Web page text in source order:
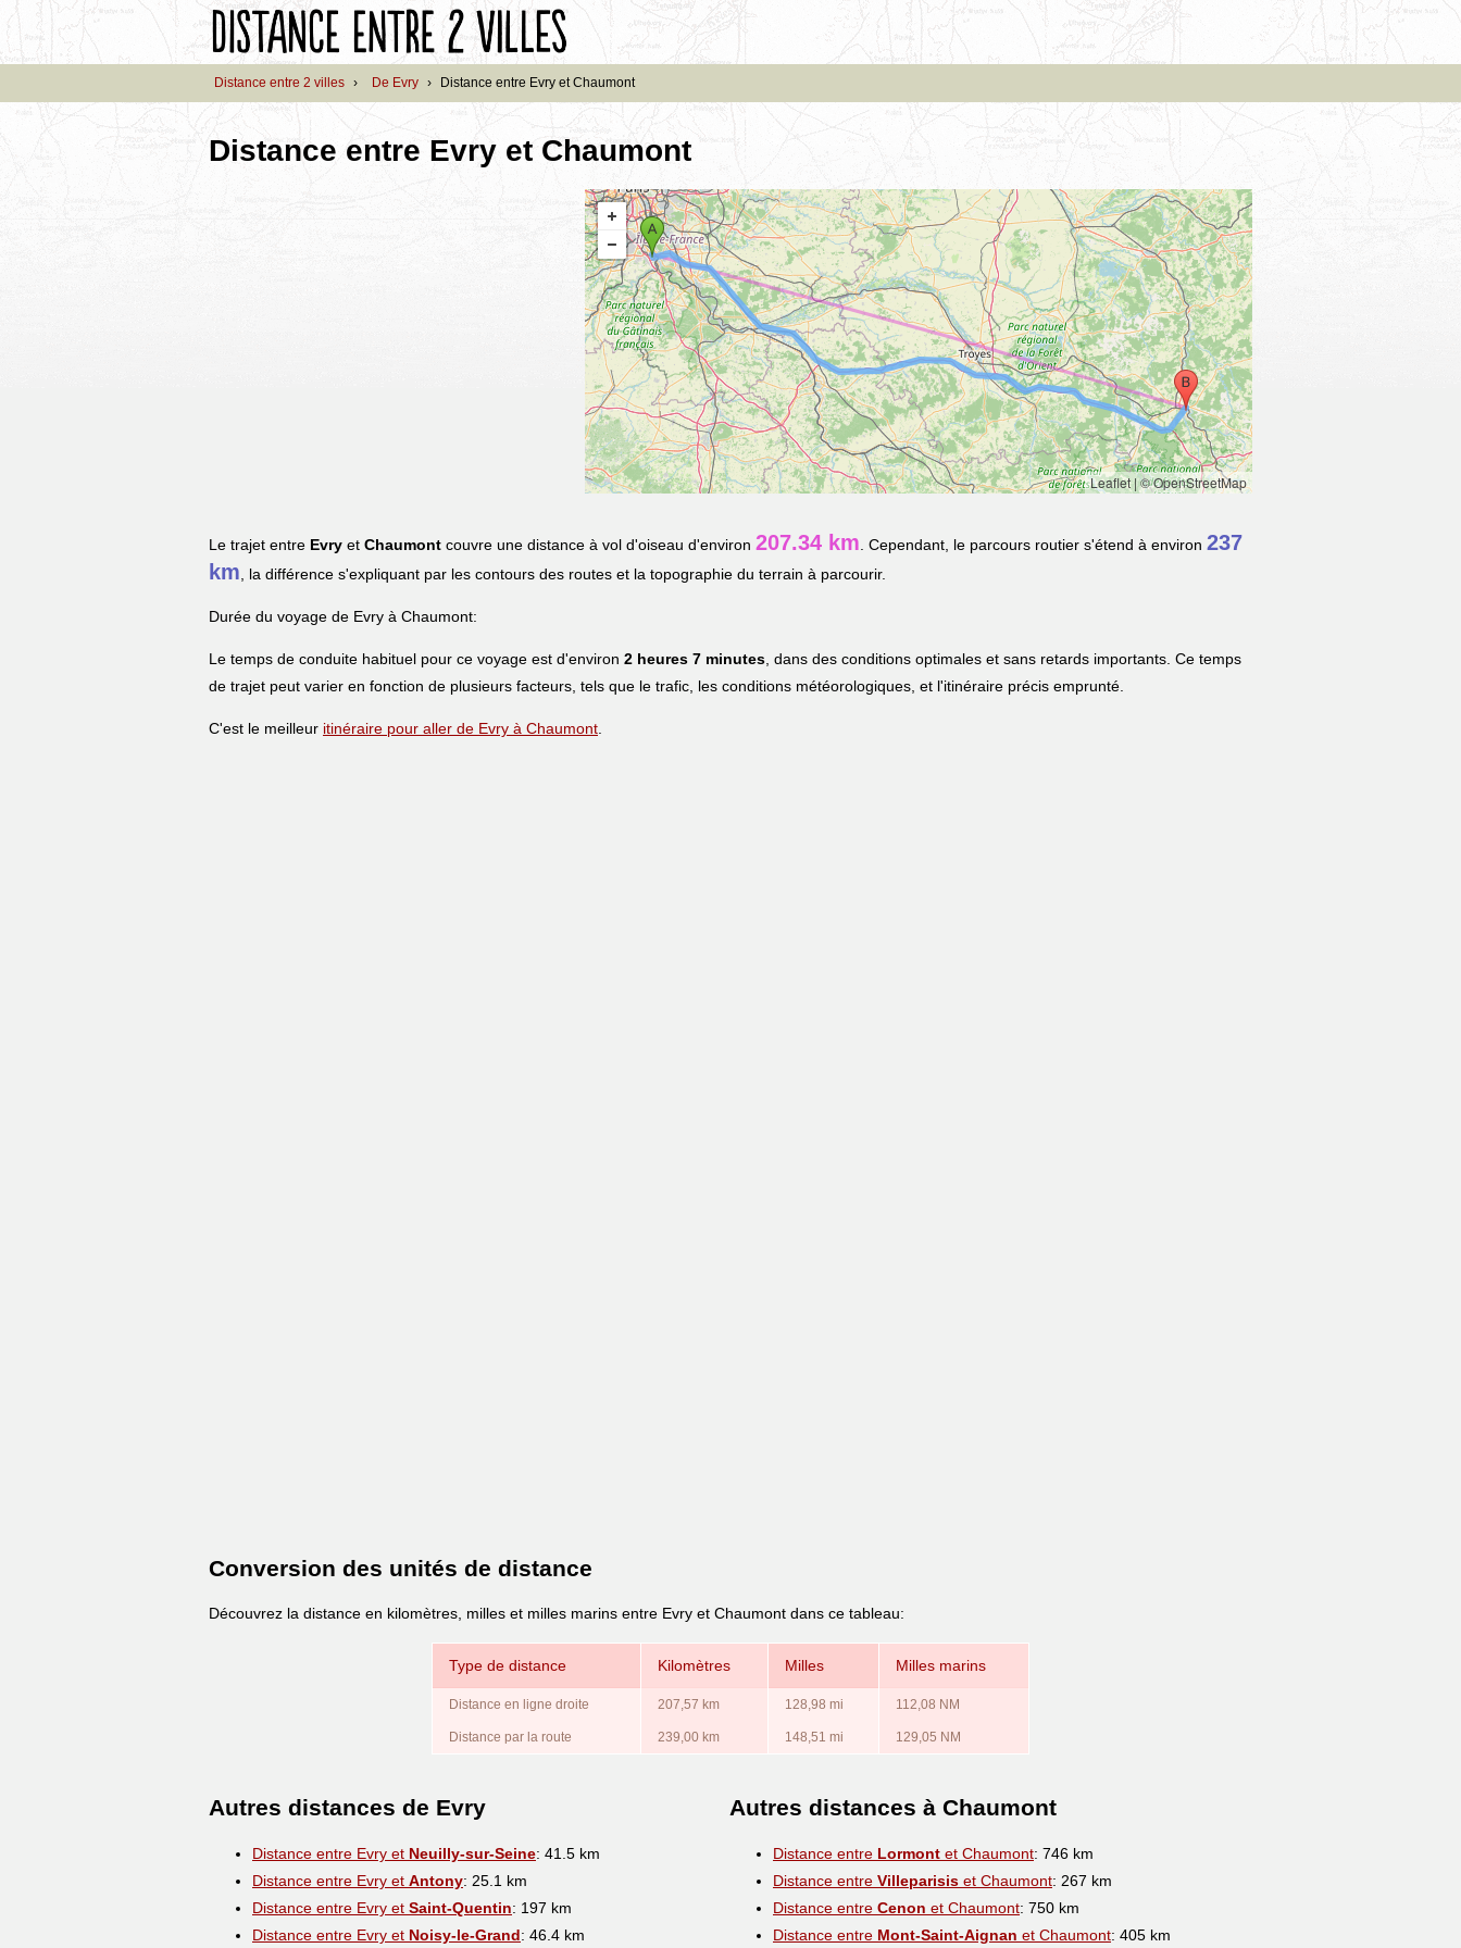
Distance entre 2 villes › De Evry › Distance entre Evry et Chaumont
Distance entre Evry et Chaumont
Leaflet |© OpenStreetMap
Le trajet entre Evry et Chaumont couvre une distance à vol d'oiseau d'environ 207.34 km . Cependant, le parcours routier s'étend à environ 237
km , la différence s'expliquant par les contours des routes et la topographie du terrain à parcourir.
Durée du voyage de Evry à Chaumont:
Le temps de conduite habituel pour ce voyage est d'environ 2 heures 7 minutes , dans des conditions optimales et sans retards importants. Ce temps
de trajet peut varier en fonction de plusieurs facteurs, tels que le trafic, les conditions météorologiques, et l'itinéraire précis emprunté.
C'est le meilleur itinéraire pour aller de Evry à Chaumont
Conversion des unités de distance
Découvrez la distance en kilomètres, milles et milles marins entre Evry et Chaumont dans ce tableau:
Type de distance Kilomètres Milles Milles marins
Distance en ligne droite 207,57 km 128,98 mi 112,08 NM
Distance par la route 239,00 km 148,51 mi 129,05 NM
Autres distances de Evry
Distance entre Evry et Neuilly-sur-Seine: 41.5 km
Distance entre Evry et Antony: 25.1 km
Distance entre Evry et Saint-Quentin: 197 km
Distance entre Evry et Noisy-le-Grand: 46.4 km
Autres distances à Chaumont
Distance entre Lormont et Chaumont: 746 km
Distance entre Villeparisis et Chaumont: 267 km
Distance entre Cenon et Chaumont: 750 km
Distance entre Mont-Saint-Aignan et Chaumont: 405 km